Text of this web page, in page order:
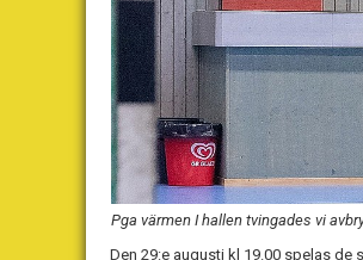
Pga värmen I hallen tvingades vi
Den 29:e augusti kl 19.00 spelas de